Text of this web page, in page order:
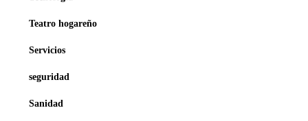
Teatro hogareño
Servicios
seguridad
Sanidad